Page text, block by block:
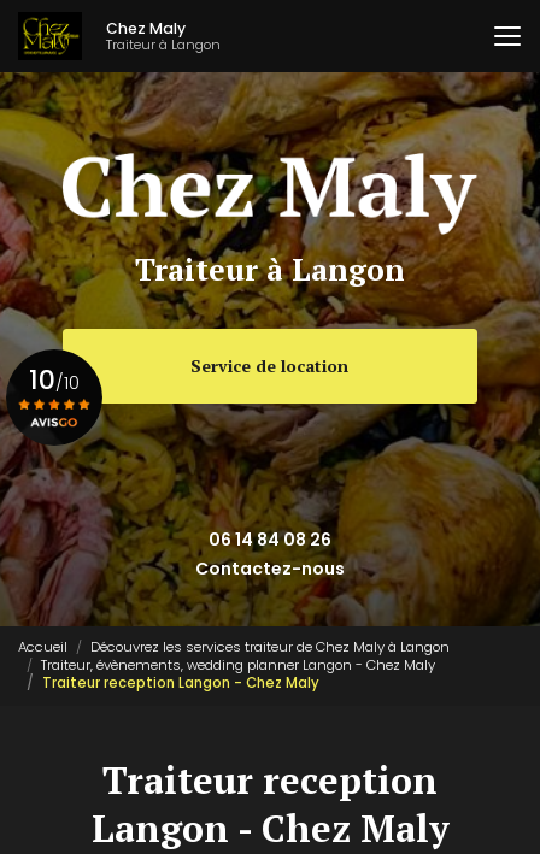
Aller
contenu
principal
Chez Maly
Traiteur à Langon
Traiteur à Langon
Service de location
06 14 84 08 26
Contactez-nous
10/10
Voir le certificat
Accueil
Découvrez les services traiteur de Chez Maly à Langon
Traiteur, évènements, wedding planner Langon - Chez Maly
Traiteur reception Langon - Chez Maly
Traiteur reception
Langon - Chez Maly